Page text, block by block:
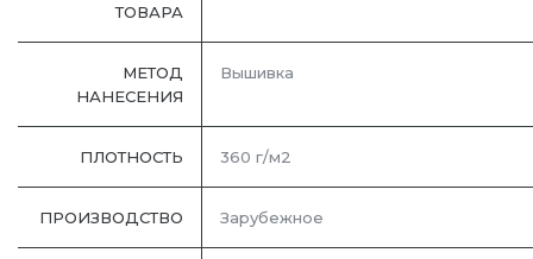
ТОВАРА
МЕТОД
НАНЕСЕНИЯ
Вышивка
ПЛОТНОСТЬ 360 г/м2
ПРОИЗВОДСТВО Зарубежное